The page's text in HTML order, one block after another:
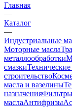
Главная
—
Каталог
—
Индустриальные
Моторные масла
металлообработки
смазки
строительство
масла и вазелины
назначенияФильтры
маслаАнтифризы